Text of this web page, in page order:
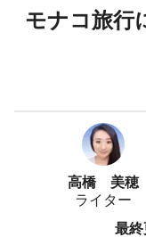
モナコ旅行
高橋 美穂
ライター
最終